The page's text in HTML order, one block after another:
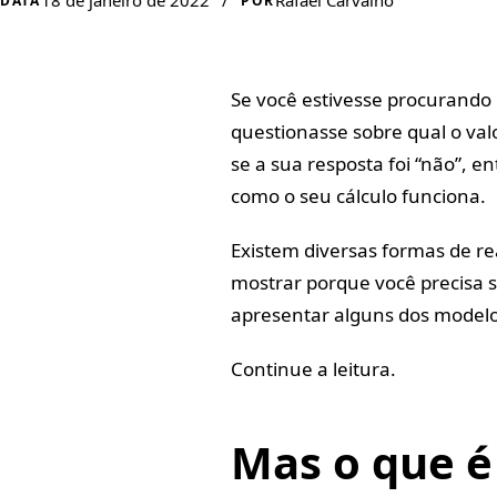
Se você estivesse
questionasse sobre qual o
se a sua resposta foi “não”,
como o seu cálculo funciona.
Existem diversas formas de
mostrar porque você precisa
apresentar alguns dos
Continue a leitura.
Mas o que